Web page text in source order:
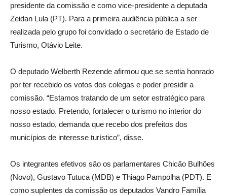
presidente da comissão e como vice-presidente a deputada
Zeidan Lula (PT). Para a primeira audiência pública a ser
realizada pelo grupo foi convidado o secretário de Estado de
Turismo, Otávio Leite.
O deputado Welberth Rezende afirmou que se sentia honrado
por ter recebido os votos dos colegas e poder presidir a
comissão. “Estamos tratando de um setor estratégico para
nosso estado. Pretendo, fortalecer o turismo no interior do
nosso estado, demanda que recebo dos prefeitos dos
municípios de interesse turístico”, disse.
Os integrantes efetivos são os parlamentares Chicão Bulhões
(Novo), Gustavo Tutuca (MDB) e Thiago Pampolha (PDT). E
como suplentes da comissão os deputados Vandro Família